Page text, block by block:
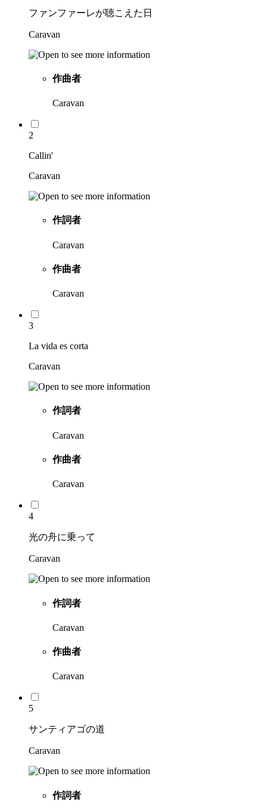
ファンファーレが聴こえた日
Caravan
作曲者
Caravan
2
Callin'
Caravan
作詞者
Caravan
作曲者
Caravan
3
La vida es corta
Caravan
作詞者
Caravan
作曲者
Caravan
4
光の舟に乗って
Caravan
作詞者
Caravan
作曲者
Caravan
5
サンティアゴの道
Caravan
作詞者